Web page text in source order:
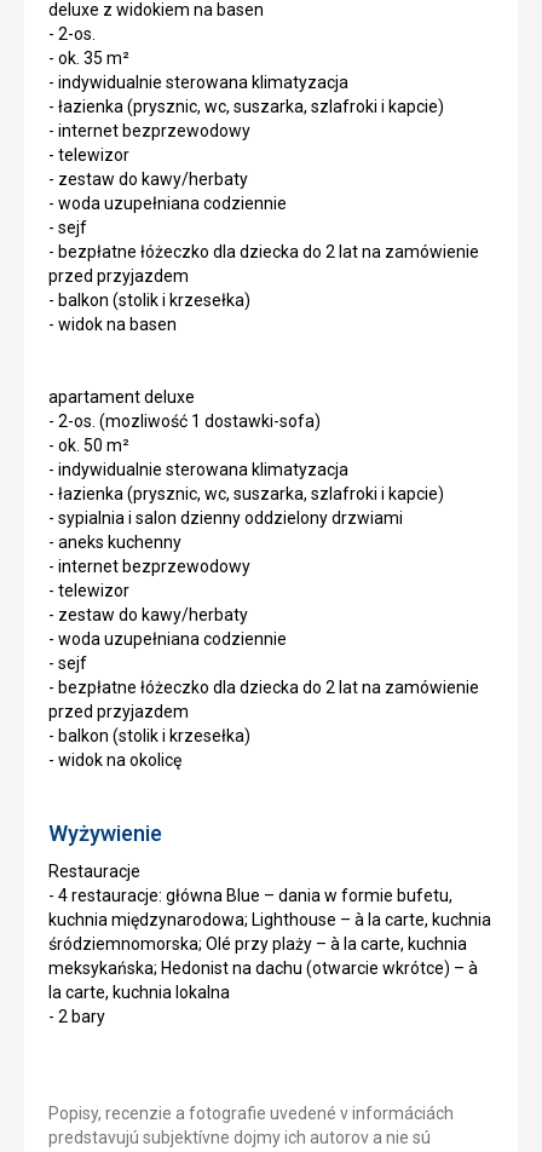
deluxe z widokiem na basen
- 2-os.
- ok. 35 m²
- indywidualnie sterowana klimatyzacja
- łazienka (prysznic, wc, suszarka, szlafroki i kapcie)
- internet bezprzewodowy
- telewizor
- zestaw do kawy/herbaty
- woda uzupełniana codziennie
- sejf
- bezpłatne łóżeczko dla dziecka do 2 lat na zamówienie
przed przyjazdem
- balkon (stolik i krzesełka)
- widok na basen
apartament deluxe
- 2-os. (mozliwość 1 dostawki-sofa)
- ok. 50 m²
- indywidualnie sterowana klimatyzacja
- łazienka (prysznic, wc, suszarka, szlafroki i kapcie)
- sypialnia i salon dzienny oddzielony drzwiami
- aneks kuchenny
- internet bezprzewodowy
- telewizor
- zestaw do kawy/herbaty
- woda uzupełniana codziennie
- sejf
- bezpłatne łóżeczko dla dziecka do 2 lat na zamówienie
przed przyjazdem
- balkon (stolik i krzesełka)
- widok na okolicę
Wyżywienie
Restauracje
- 4 restauracje: główna Blue – dania w formie bufetu,
kuchnia międzynarodowa; Lighthouse – à la carte, kuchnia
śródziemnomorska; Olé przy plaży – à la carte, kuchnia
meksykańska; Hedonist na dachu (otwarcie wkrótce) – à
la carte, kuchnia lokalna
- 2 bary
Popisy, recenzie a fotografie uvedené v informáciách
predstavujú subjektívne dojmy ich autorov a nie sú